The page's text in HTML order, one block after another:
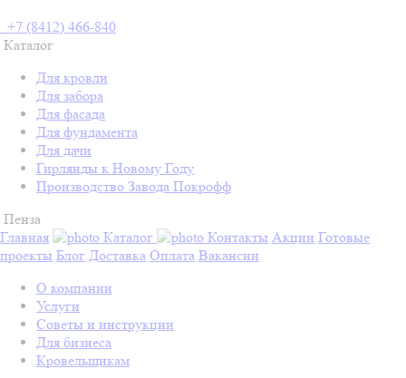
+7 (8412) 466-840
Каталог
Для кровли
Для забора
Для фасада
Для фундамента
Для дачи
Гирлянды к Новому Году
Производство Завода Покрофф
Пенза
Главная
Каталог Контакты Акции Готовые
проекты Блог Доставка Оплата Вакансии
О компании
Услуги
Советы и инструкции
Для бизнеса
Кровельщикам